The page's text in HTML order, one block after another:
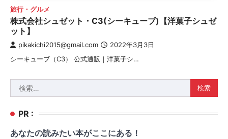
旅行・グルメ
株式会社シュゼット・C3(シーキューブ)【洋菓子シュゼ
ット】
pikakichi2015@gmail.com 2022年3月3日
シーキューブ（C3） 公式通販｜洋菓子シ…
索:
PR :
あなたの読みたい本がここにある！